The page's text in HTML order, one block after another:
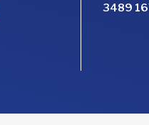
3489